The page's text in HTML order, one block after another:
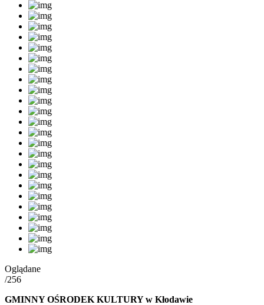
Oglądane
/256
GMINNY OŚRODEK KULTURY w Kłodawie